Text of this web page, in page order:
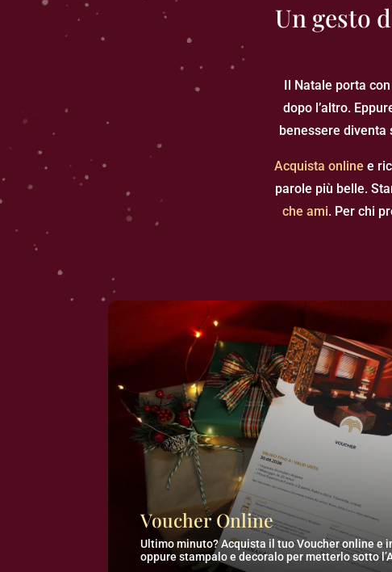
Un gesto
Il Natale porta
dopo l’altro.
benessere diventa
Acquista online e
parole più belle.
che ami. Per chi
Voucher Online
Ultimo minuto? Acquista il tuo Voucher online e
oppure stampalo e decoralo per metterlo sotto